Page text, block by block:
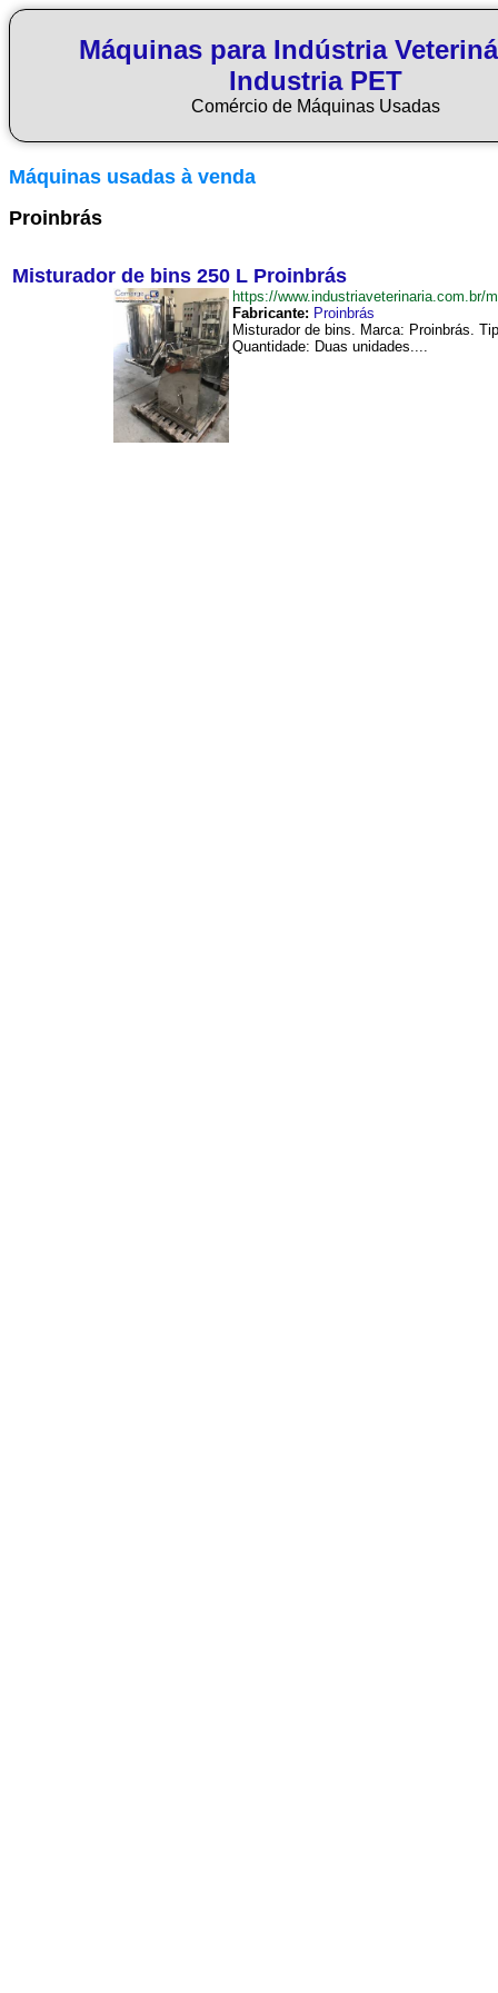
Máquinas para Indústria
Industria PET
Comércio de Máquinas Usadas
Máquinas usadas à venda
Proinbrás
Misturador de bins 250 L Proinbrás
https://www.industriaveterinaria.com.br/
Fabricante: Proinbrás
Misturador de bins. Marca: Proinbrás.
Quantidade: Duas unidades....